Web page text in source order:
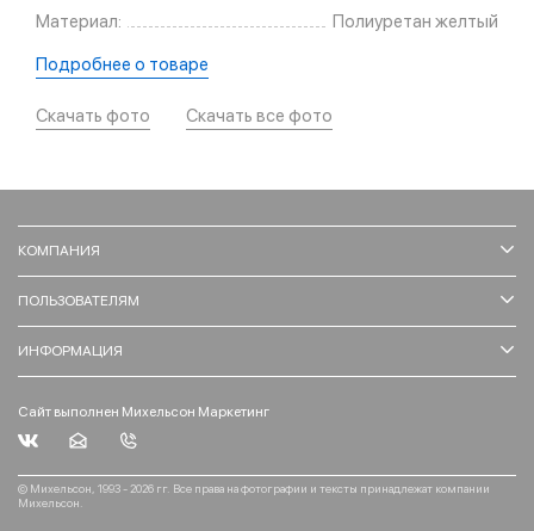
Материал:
Полиуретан желтый
Подробнее о товаре
Скачать фото Скачать все фото
КОМПАНИЯ
ПОЛЬЗОВАТЕЛЯМ
ИНФОРМАЦИЯ
Сайт выполнен Михельсон Маркетинг
© Михельсон, 1993 - 2026 гг. Все права на фотографии и тексты принадлежат компании
Михельсон.